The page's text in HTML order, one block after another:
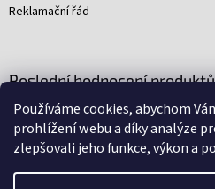
Používáme cookies, abychom
prohlížení webu a díky analýze
zlepšovali jeho funkce, výkon a
Reklamační řád
Poslední hodnocení produktů
Young Indiana
Hodnocení produktu je 5
|